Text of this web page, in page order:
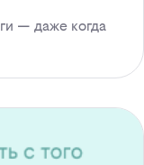
— даже когда